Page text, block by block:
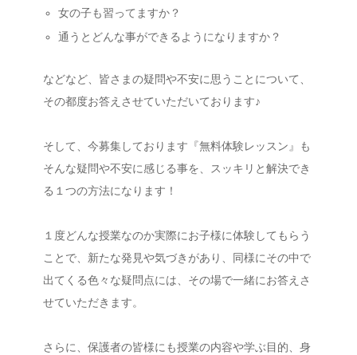
女の子も習ってますか？
通うとどんな事ができるようになりますか？
などなど、皆さまの疑問や不安に思うことについて、
その都度お答えさせていただいております♪
そして、今募集しております『無料体験レッスン』も
そんな疑問や不安に感じる事を、スッキリと解決でき
る１つの方法になります！
１度どんな授業なのか実際にお子様に体験してもらう
ことで、新たな発見や気づきがあり、同様にその中で
出てくる色々な疑問点には、その場で一緒にお答えさ
せていただきます。
さらに、保護者の皆様にも授業の内容や学ぶ目的、身